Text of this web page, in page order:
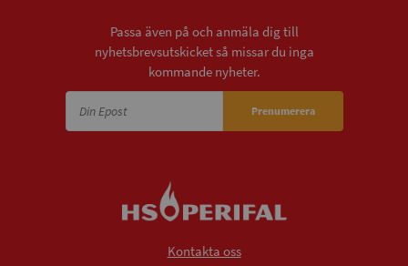
Passa även på och anmäla dig till
nyhetsbrevsutskicket så missar du inga
kommande nyheter.
Prenumerera
Kontakta oss